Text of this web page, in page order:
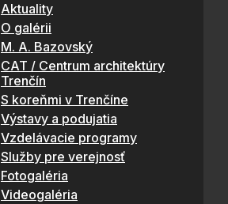
Aktuality
O galérii
M. A. Bazovský
CAT / Centrum architektúry
Trenčín
S koreňmi v Trenčíne
Výstavy a podujatia
Vzdelávacie programy
Služby pre verejnosť
Fotogaléria
Videogaléria